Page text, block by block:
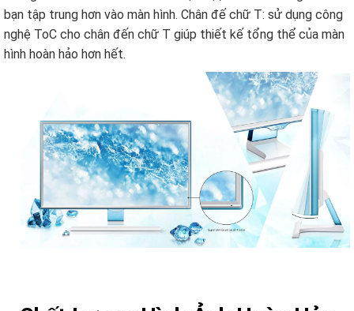
bạn tập trung hơn vào màn hình. Chân đế chữ T: sử dụng công
nghệ ToC cho chân đến chữ T giúp thiết kế tổng thể của màn
hình hoàn hảo hơn hết.